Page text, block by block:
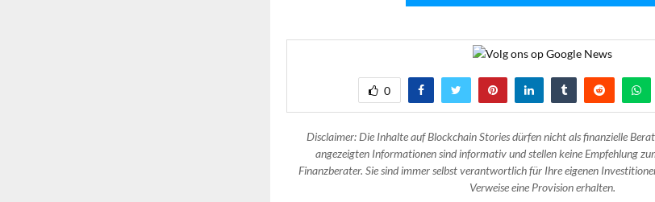
0
Disclaimer: Die Inhalte auf Blockchain Stories dürfen nicht als finanzielle
angezeigten Informationen sind informativ und stellen keine Empfehlung
Finanzberater. Sie sind immer selbst verantwortlich für Ihre eigenen
Verweise eine Provision erhalten.